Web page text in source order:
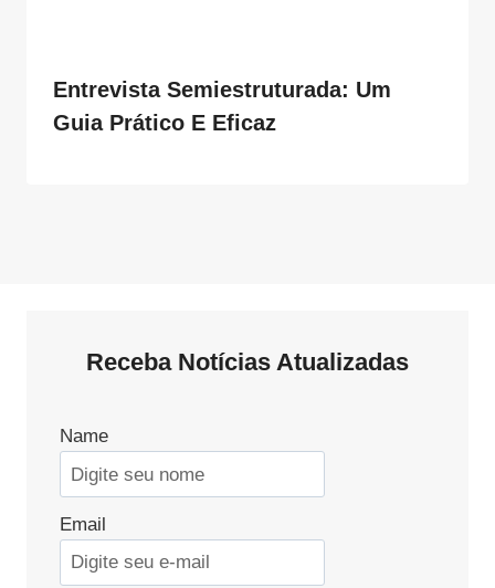
Entrevista Semiestruturada: Um
Guia Prático E Eficaz
Receba Notícias Atualizadas
Name
Email